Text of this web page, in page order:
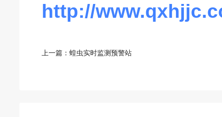
http://
上一篇：蝗虫实时监测预警站